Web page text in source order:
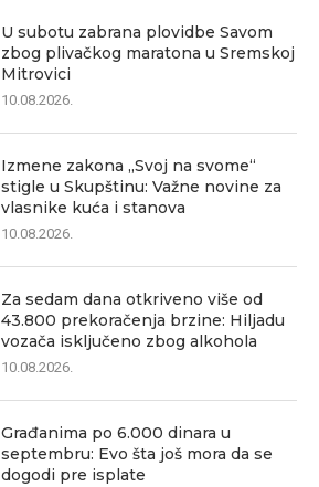
U subotu zabrana plovidbe Savom
zbog plivačkog maratona u Sremskoj
Mitrovici
10.08.2026.
Izmene zakona „Svoj na svome“
stigle u Skupštinu: Važne novine za
vlasnike kuća i stanova
10.08.2026.
Za sedam dana otkriveno više od
43.800 prekoračenja brzine: Hiljadu
vozača isključeno zbog alkohola
10.08.2026.
Građanima po 6.000 dinara u
septembru: Evo šta još mora da se
dogodi pre isplate